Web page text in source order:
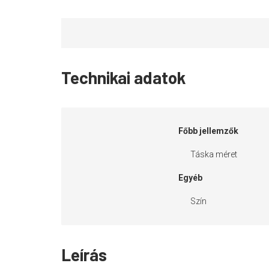
Technikai adatok
Főbb jellemzők
Táska méret
Egyéb
Szín
Leírás